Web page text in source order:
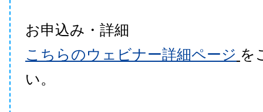
お申込み・詳細
こちらのウェビナー詳細ページ を
い。